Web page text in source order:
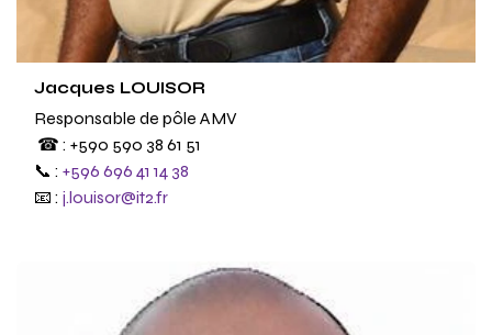
Jacques LOUISOR
Responsable de pôle AMV
☎ : +590 590 38 61 51
📞 : +596 696 41 14 38
📧 : j.louisor@it2.fr